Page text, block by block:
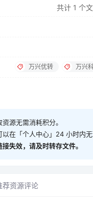
共计 1 个
万兴优转 万兴
源无需消耗积分。
以在「个人中心」24 小时内无
失效，请及时转存文件。
荐资源评论